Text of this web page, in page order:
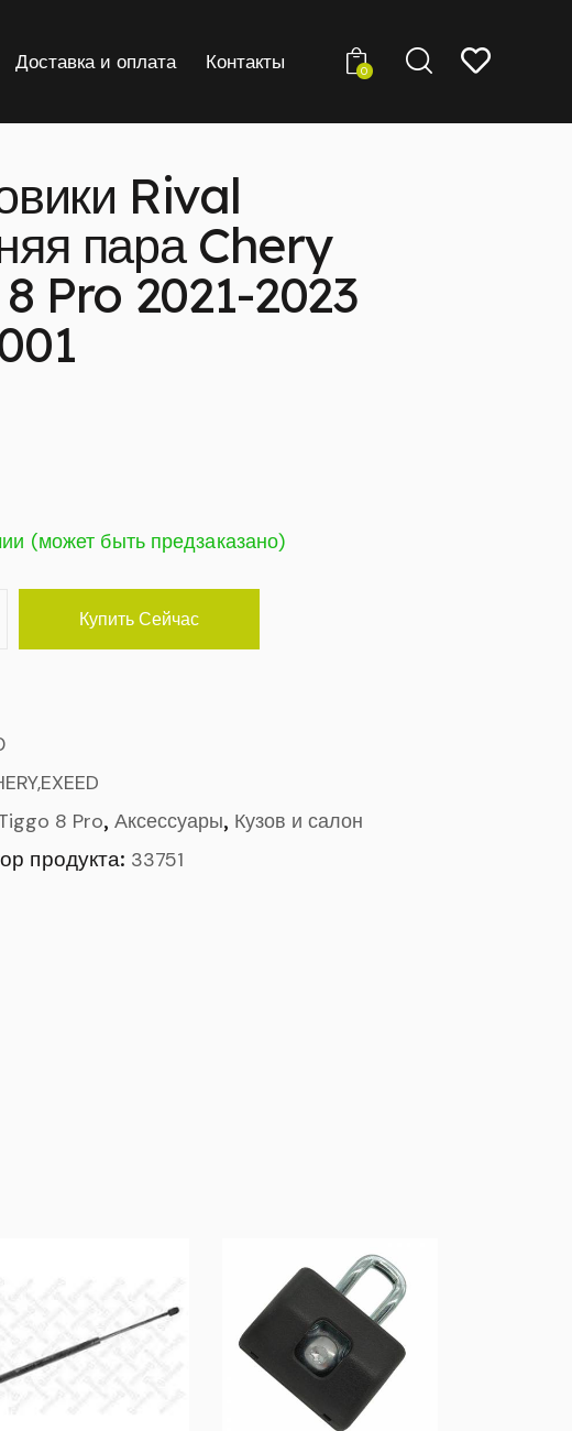
Доставка и оплата Контакты 0
Rival
пара Chery
Pro 2021-2023
(может быть предзаказано)
Купить Сейчас
8 Pro, Аксессуары, Кузов и салон
продукта: 33751